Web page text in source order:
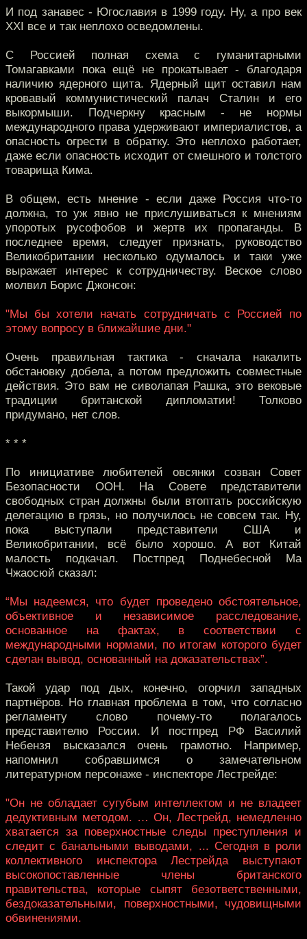
И под занавес - Югославия в 1999 году. Ну, а про век
XXI все и так неплохо осведомлены.
С Россией полная схема с гуманитарными
Томагавками пока ещё не прокатывает - благодаря
наличию ядерного щита. Ядерный щит оставил нам
кровавый коммунистический палач Сталин и его
выкормыши. Подчеркну красным - не нормы
международного права удерживают империалистов, а
опасность огрести в обратку. Это неплохо работает,
даже если опасность исходит от смешного и толстого
товарища Кима.
В общем, есть мнение - если даже Россия что-то
должна, то уж явно не прислушиваться к мнениям
упоротых русофобов и жертв их пропаганды. В
последнее время, следует признать, руководство
Великобритании несколько одумалось и таки уже
выражает интерес к сотрудничеству. Веское слово
молвил Борис Джонсон:
"Мы бы хотели начать сотрудничать с Россией по
этому вопросу в ближайшие дни."
Очень правильная тактика - сначала накалить
обстановку добела, а потом предложить совместные
действия. Это вам не сиволапая Рашка, это вековые
традиции британской дипломатии! Толково
придумано, нет слов.
* * *
По инициативе любителей овсянки созван Совет
Безопасности ООН. На Совете представители
свободных стран должны были втоптать российскую
делегацию в грязь, но получилось не совсем так. Ну,
пока выступали представители США и
Великобритании, всё было хорошо. А вот Китай
малость подкачал. Постпред Поднебесной Ма
Чжаосюй сказал:
“Мы надеемся, что будет проведено обстоятельное,
объективное и независимое расследование,
основанное на фактах, в соответствии с
международными нормами, по итогам которого будет
сделан вывод, основанный на доказательствах”.
Такой удар под дых, конечно, огорчил западных
партнёров. Но главная проблема в том, что согласно
регламенту слово почему-то полагалось
представителю России. И постпред РФ Василий
Небензя высказался очень грамотно. Например,
напомнил собравшимся о замечательном
литературном персонаже - инспекторе Лестрейде:
"Он не обладает сугубым интеллектом и не владеет
дедуктивным методом. … Он, Лестрейд, немедленно
хватается за поверхностные следы преступления и
следит с банальными выводами, ... Сегодня в роли
коллективного инспектора Лестрейда выступают
высокопоставленные члены британского
правительства, которые сыпят безответственными,
бездоказательными, поверхностными, чудовищными
обвинениями.